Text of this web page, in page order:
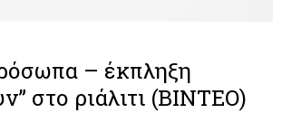
– έκπληξη
στο ριάλιτι (ΒΙΝΤΕΟ)